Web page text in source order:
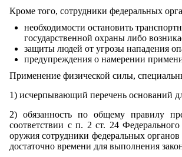
Кроме того, сотрудники федеральных
необходимости остановить
государственной охраны либо
защиты людей от угрозы нападения
предупреждения о намерении
Применение физической силы,
1) исчерпывающий перечень оснований
2) обязанность по общему правилу
соответствии с п. 2 ст. 24
оружия сотрудники федеральных
достаточно времени для выполнения